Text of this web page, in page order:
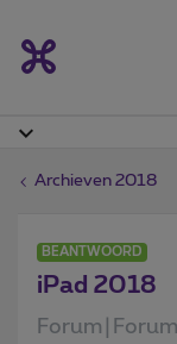
Archieven 2018
BEANTWOORD
iPad 2018